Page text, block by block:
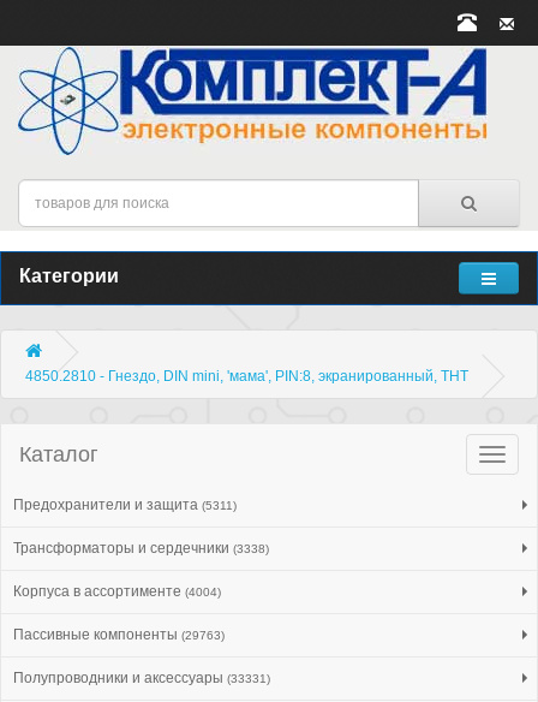
Категории
4850.2810 - Гнездо, DIN mini, 'мама', PIN:8, экранированный, THT
Каталог
Предохранители и защита (5311)
Трансформаторы и сердечники (3338)
Корпуса в ассортименте (4004)
Пассивные компоненты (29763)
Полупроводники и аксессуары (33331)